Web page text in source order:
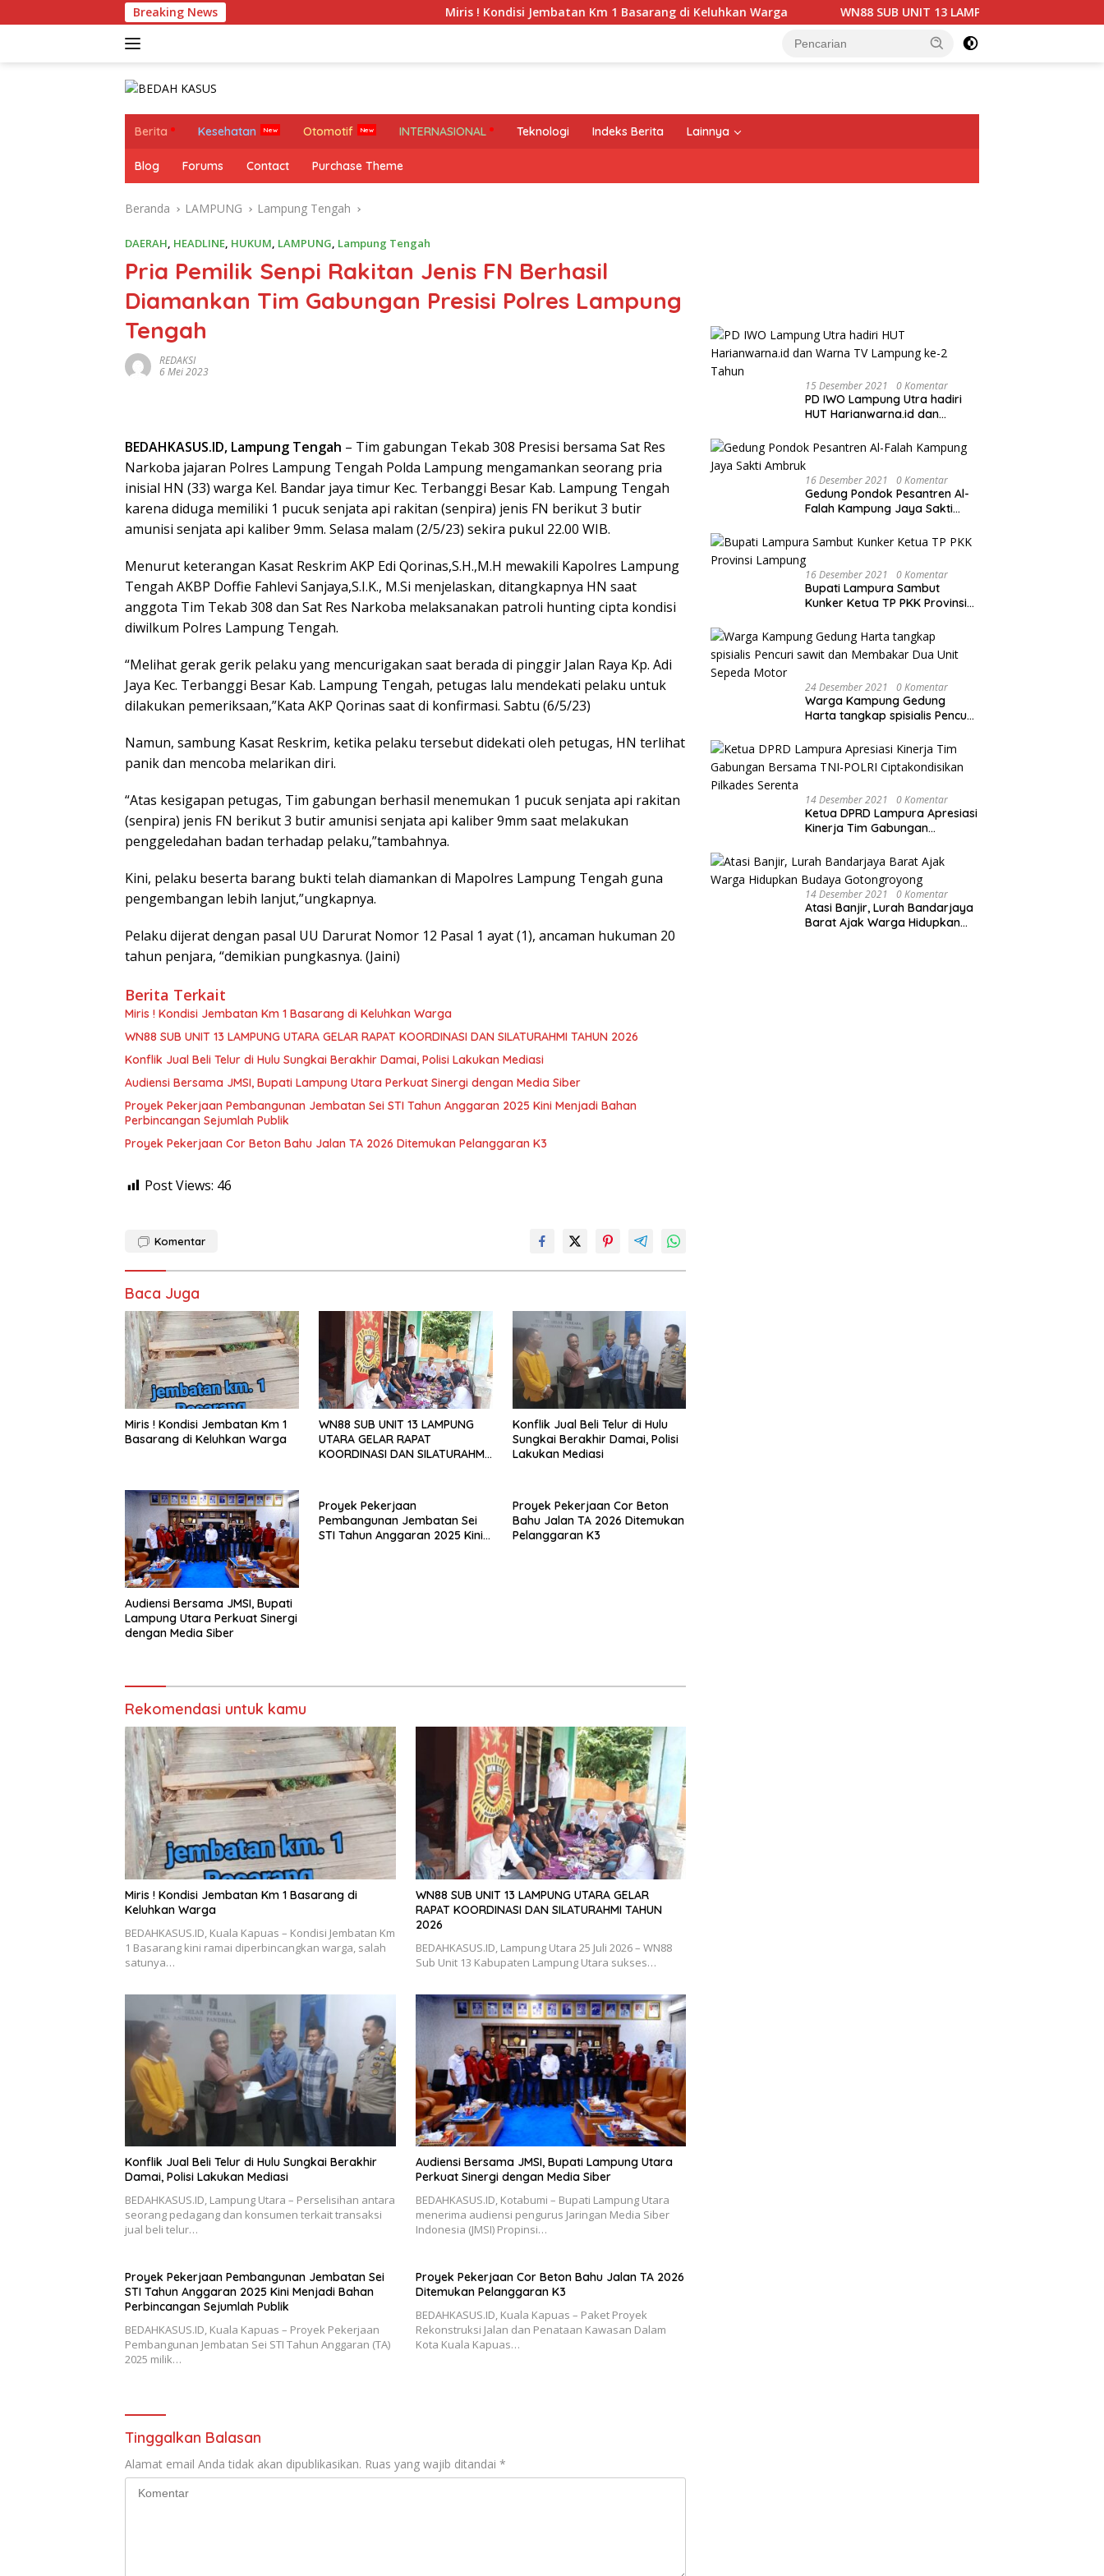
ke
Breaking News Miris ! Kondisi Jembatan Km 1 Basarang di Keluhkan Warga WN88 SUB UNIT 13 LAMPUNG UTARA GELAR RAPAT
Berita Kesehatan Otomotif INTERNASIONAL Teknologi Indeks Berita Lainnya
Blog Forums Contact Purchase Theme
Beranda LAMPUNG Lampung Tengah
DAERAH, HEADLINE, HUKUM, LAMPUNG, Lampung Tengah
Pria Pemilik Senpi Rakitan Jenis FN Berhasil
Diamankan Tim Gabungan Presisi Polres Lampung
Tengah
REDAKSI
6 Mei 2023
BEDAHKASUS.ID, Lampung Tengah – Tim gabungan Tekab 308 Presisi bersama Sat Res
Narkoba jajaran Polres Lampung Tengah Polda Lampung mengamankan seorang pria
inisial HN (33) warga Kel. Bandar jaya timur Kec. Terbanggi Besar Kab. Lampung Tengah
karena diduga memiliki 1 pucuk senjata api rakitan (senpira) jenis FN berikut 3 butir
amunisi senjata api kaliber 9mm. Selasa malam (2/5/23) sekira pukul 22.00 WIB.
Menurut keterangan Kasat Reskrim AKP Edi Qorinas,S.H.,M.H mewakili Kapolres Lampung
Tengah AKBP Doffie Fahlevi Sanjaya,S.I.K., M.Si menjelaskan, ditangkapnya HN saat
anggota Tim Tekab 308 dan Sat Res Narkoba melaksanakan patroli hunting cipta kondisi
diwilkum Polres Lampung Tengah.
“Melihat gerak gerik pelaku yang mencurigakan saat berada di pinggir Jalan Raya Kp. Adi
Jaya Kec. Terbanggi Besar Kab. Lampung Tengah, petugas lalu mendekati pelaku untuk
dilakukan pemeriksaan,”Kata AKP Qorinas saat di konfirmasi. Sabtu (6/5/23)
Namun, sambung Kasat Reskrim, ketika pelaku tersebut didekati oleh petugas, HN terlihat
panik dan mencoba melarikan diri.
“Atas kesigapan petugas, Tim gabungan berhasil menemukan 1 pucuk senjata api rakitan
(senpira) jenis FN berikut 3 butir amunisi senjata api kaliber 9mm saat melakukan
penggeledahan badan terhadap pelaku,”tambahnya.
Kini, pelaku beserta barang bukti telah diamankan di Mapolres Lampung Tengah guna
pengembangan lebih lanjut,”ungkapnya.
Pelaku dijerat dengan pasal UU Darurat Nomor 12 Pasal 1 ayat (1), ancaman hukuman 20
tahun penjara, “demikian pungkasnya. (Jaini)
Berita Terkait
Miris ! Kondisi Jembatan Km 1 Basarang di Keluhkan Warga
WN88 SUB UNIT 13 LAMPUNG UTARA GELAR RAPAT KOORDINASI DAN SILATURAHMI TAHUN 2026
Konflik Jual Beli Telur di Hulu Sungkai Berakhir Damai, Polisi Lakukan Mediasi
Audiensi Bersama JMSI, Bupati Lampung Utara Perkuat Sinergi dengan Media Siber
Proyek Pekerjaan Pembangunan Jembatan Sei STI Tahun Anggaran 2025 Kini Menjadi Bahan
Perbincangan Sejumlah Publik
Proyek Pekerjaan Cor Beton Bahu Jalan TA 2026 Ditemukan Pelanggaran K3
Post Views: 46
Komentar
Baca Juga
Miris ! Kondisi Jembatan Km 1
Basarang di Keluhkan Warga
WN88 SUB UNIT 13 LAMPUNG
UTARA GELAR RAPAT
KOORDINASI DAN SILATURAHMI
Konflik Jual Beli Telur di Hulu
Sungkai Berakhir Damai, Polisi
Lakukan Mediasi
Audiensi Bersama JMSI, Bupati
Lampung Utara Perkuat Sinergi
dengan Media Siber
Proyek Pekerjaan
Pembangunan Jembatan Sei
STI Tahun Anggaran 2025 Kini
Proyek Pekerjaan Cor Beton
Bahu Jalan TA 2026 Ditemukan
Pelanggaran K3
Rekomendasi untuk kamu
Miris ! Kondisi Jembatan Km 1 Basarang di
Keluhkan Warga
BEDAHKASUS.ID, Kuala Kapuas – Kondisi Jembatan Km
1 Basarang kini ramai diperbincangkan warga, salah
satunya…
WN88 SUB UNIT 13 LAMPUNG UTARA GELAR
RAPAT KOORDINASI DAN SILATURAHMI TAHUN
2026
BEDAHKASUS.ID, Lampung Utara 25 Juli 2026 – WN88
Sub Unit 13 Kabupaten Lampung Utara sukses…
Konflik Jual Beli Telur di Hulu Sungkai Berakhir
Damai, Polisi Lakukan Mediasi
BEDAHKASUS.ID, Lampung Utara – Perselisihan antara
seorang pedagang dan konsumen terkait transaksi
jual beli telur…
Audiensi Bersama JMSI, Bupati Lampung Utara
Perkuat Sinergi dengan Media Siber
BEDAHKASUS.ID, Kotabumi – Bupati Lampung Utara
menerima audiensi pengurus Jaringan Media Siber
Indonesia (JMSI) Propinsi…
Proyek Pekerjaan Pembangunan Jembatan Sei
STI Tahun Anggaran 2025 Kini Menjadi Bahan
Perbincangan Sejumlah Publik
BEDAHKASUS.ID, Kuala Kapuas – Proyek Pekerjaan
Pembangunan Jembatan Sei STI Tahun Anggaran (TA)
2025 milik…
Proyek Pekerjaan Cor Beton Bahu Jalan TA 2026
Ditemukan Pelanggaran K3
BEDAHKASUS.ID, Kuala Kapuas – Paket Proyek
Rekonstruksi Jalan dan Penataan Kawasan Dalam
Kota Kuala Kapuas…
Tinggalkan Balasan
Alamat email Anda tidak akan dipublikasikan. Ruas yang wajib ditandai *
15 Desember 2021 0 Komentar
PD IWO Lampung Utra hadiri
HUT Harianwarna.id dan
Tahun
16 Desember 2021 0 Komentar
Gedung Pondok Pesantren Al-
Falah Kampung Jaya Sakti
16 Desember 2021 0 Komentar
Bupati Lampura Sambut
Kunker Ketua TP PKK Provinsi
24 Desember 2021 0 Komentar
Warga Kampung Gedung
Harta tangkap spisialis Pencuri
Sepeda Motor
14 Desember 2021 0 Komentar
Ketua DPRD Lampura Apresiasi
Kinerja Tim Gabungan
Ciptakondisikan Pilkades
Serenta
14 Desember 2021 0 Komentar
Atasi Banjir, Lurah Bandarjaya
Barat Ajak Warga Hidupkan